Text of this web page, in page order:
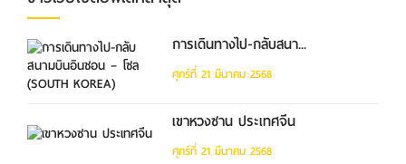
การเดินทางไป-กลับสนา...
ศุกร์ที่ 21 มีนาคม 2568
เขาหวงซาน ประเทศจีน
ศุกร์ที่ 21 มีนาคม 2568